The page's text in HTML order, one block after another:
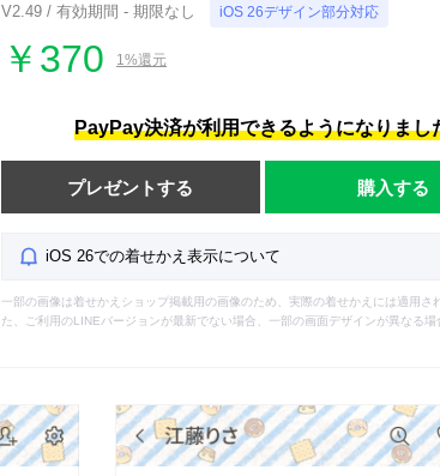
V2.49 / 有効期間 - 期限なし iOS 26デザイン部分対応
￥370 1%還元
PayPay決済が利用できるようになりまし
プレゼントする 購入する
iOS 26での着せかえ表示について
一部の画像は着せかえショップ掲載用の画像のため、実際の着せかえには適用さ
た、ご利用のLINEバージョンが最新でない場合、一部の画面デザインが異なる場